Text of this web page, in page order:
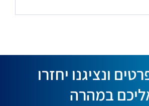
ונציגנו יחזרו
במהרה